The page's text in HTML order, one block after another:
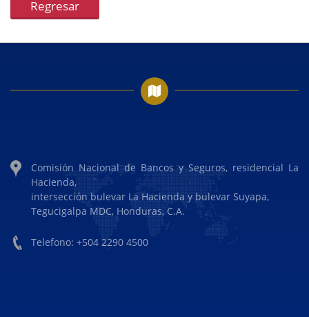
Regresar
Comisión Nacional de Bancos y Seguros, residencial La
Hacienda,
intersección bulevar La Hacienda y bulevar Suyapa,
Tegucigalpa MDC, Honduras, C.A.
Telefono: +504 2290 4500